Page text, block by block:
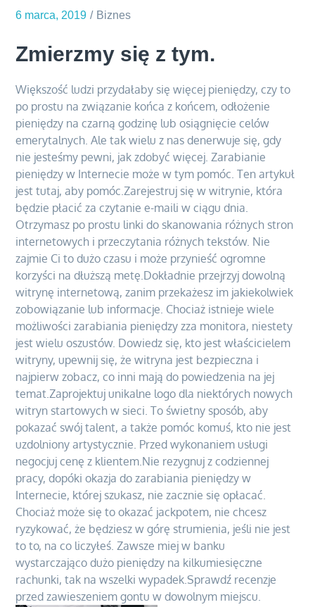
6 marca, 2019 Biznes
Zmierzmy się z tym.
Większość ludzi przydałaby się więcej pieniędzy, czy to
po prostu na związanie końca z końcem, odłożenie
pieniędzy na czarną godzinę lub osiągnięcie celów
emerytalnych. Ale tak wielu z nas denerwuje się, gdy
nie jesteśmy pewni, jak zdobyć więcej. Zarabianie
pieniędzy w Internecie może w tym pomóc. Ten artykuł
jest tutaj, aby pomóc.Zarejestruj się w witrynie, która
będzie płacić za czytanie e-maili w ciągu dnia.
Otrzymasz po prostu linki do skanowania różnych stron
internetowych i przeczytania różnych tekstów. Nie
zajmie Ci to dużo czasu i może przynieść ogromne
korzyści na dłuższą metę.Dokładnie przejrzyj dowolną
witrynę internetową, zanim przekażesz im jakiekolwiek
zobowiązanie lub informacje. Chociaż istnieje wiele
możliwości zarabiania pieniędzy zza monitora, niestety
jest wielu oszustów. Dowiedz się, kto jest właścicielem
witryny, upewnij się, że witryna jest bezpieczna i
najpierw zobacz, co inni mają do powiedzenia na jej
temat.Zaprojektuj unikalne logo dla niektórych nowych
witryn startowych w sieci. To świetny sposób, aby
pokazać swój talent, a także pomóc komuś, kto nie jest
uzdolniony artystycznie. Przed wykonaniem usługi
negocjuj cenę z klientem.Nie rezygnuj z codziennej
pracy, dopóki okazja do zarabiania pieniędzy w
Internecie, której szukasz, nie zacznie się opłacać.
Chociaż może się to okazać jackpotem, nie chcesz
ryzykować, że będziesz w górę strumienia, jeśli nie jest
to to, na co liczyłeś. Zawsze miej w banku
wystarczająco dużo pieniędzy na kilkumiesięczne
rachunki, tak na wszelki wypadek.Sprawdź recenzje
przed zawieszeniem gontu w dowolnym miejscu.